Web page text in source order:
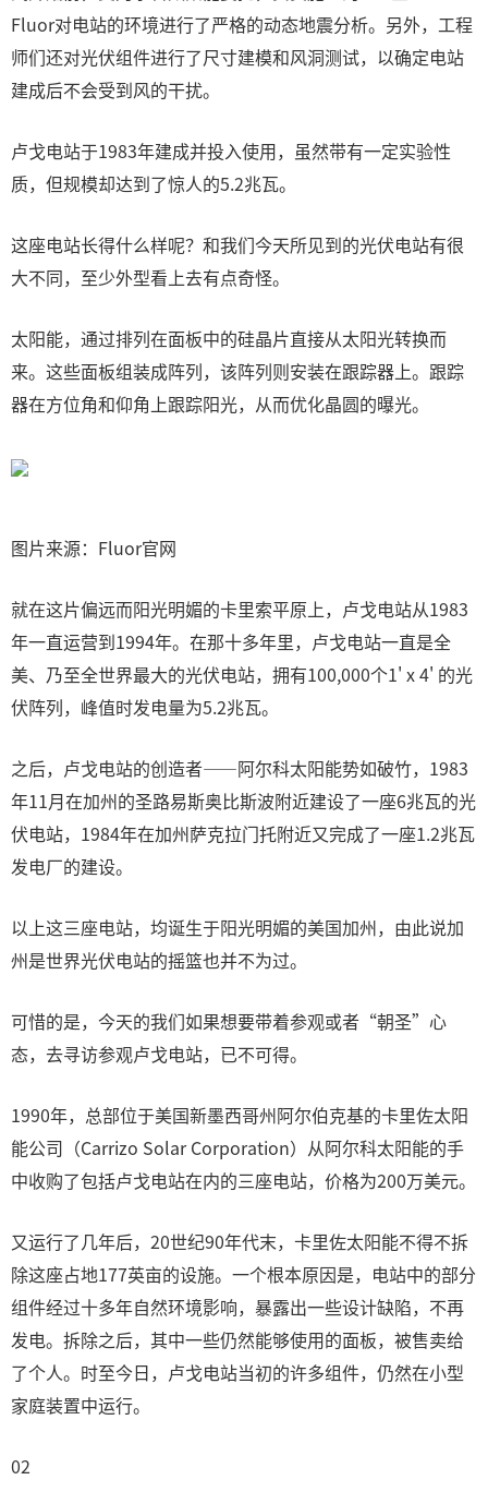
Fluor对电站的环境进行了严格的动态地震分析。另外，工程
师们还对光伏组件进行了尺寸建模和风洞测试，以确定电站
建成后不会受到风的干扰。
卢戈电站于1983年建成并投入使用，虽然带有一定实验性
质，但规模却达到了惊人的5.2兆瓦。
这座电站长得什么样呢？和我们今天所见到的光伏电站有很
大不同，至少外型看上去有点奇怪。
太阳能，通过排列在面板中的硅晶片直接从太阳光转换而
来。这些面板组装成阵列，该阵列则安装在跟踪器上。跟踪
器在方位角和仰角上跟踪阳光，从而优化晶圆的曝光。
图片来源：Fluor官网
就在这片偏远而阳光明媚的卡里索平原上，卢戈电站从1983
年一直运营到1994年。在那十多年里，卢戈电站一直是全
美、乃至全世界最大的光伏电站，拥有100,000个1' x 4' 的光
伏阵列，峰值时发电量为5.2兆瓦。
之后，卢戈电站的创造者——阿尔科太阳能势如破竹，1983
年11月在加州的圣路易斯奥比斯波附近建设了一座6兆瓦的光
伏电站，1984年在加州萨克拉门托附近又完成了一座1.2兆瓦
发电厂的建设。
以上这三座电站，均诞生于阳光明媚的美国加州，由此说加
州是世界光伏电站的摇篮也并不为过。
可惜的是，今天的我们如果想要带着参观或者“朝圣”心
态，去寻访参观卢戈电站，已不可得。
1990年，总部位于美国新墨西哥州阿尔伯克基的卡里佐太阳
能公司（Carrizo Solar Corporation）从阿尔科太阳能的手
中收购了包括卢戈电站在内的三座电站，价格为200万美元。
又运行了几年后，20世纪90年代末，卡里佐太阳能不得不拆
除这座占地177英亩的设施。一个根本原因是，电站中的部分
组件经过十多年自然环境影响，暴露出一些设计缺陷，不再
发电。拆除之后，其中一些仍然能够使用的面板，被售卖给
了个人。时至今日，卢戈电站当初的许多组件，仍然在小型
家庭装置中运行。
02